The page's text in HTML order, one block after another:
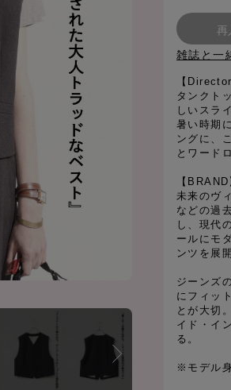
再
雑誌と一
【
タンクト
しいスラ
暑い時期
ングに、
とワード
【BRAND
未来のヴ
などの過
し、現代
ールにモ
ンツを展
ジーンズ
にフィッ
とが大切
イド・イ
る。
※モデル